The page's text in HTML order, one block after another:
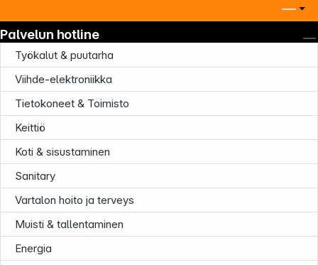
Työkalut & puutarha
Viihde-elektroniikka
Tietokoneet & Toimisto
Keittiö
Koti & sisustaminen
Sanitary
Vartalon hoito ja terveys
Muisti & tallentaminen
Energia
Palvelun hotline